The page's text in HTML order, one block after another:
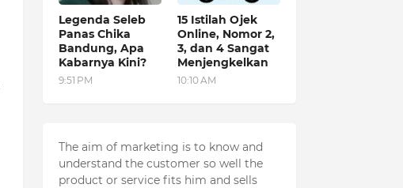
Legenda Seleb
Panas Chika
Bandung, Apa
Kabarnya Kini?
9:51 PM
15 Istilah Ojek
Online, Nomor 2,
3, dan 4 Sangat
Menjengkelkan
10:10 AM
The aim of marketing is to know and
understand the customer so well the
product or service fits him and sells